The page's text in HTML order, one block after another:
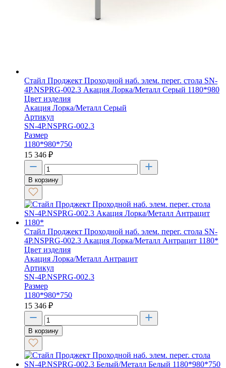
Стайл Проджект Проходной наб. элем. перег. стола SN-
4P.NSPRG-002.3 Акация Лорка/Металл Серый 1180*980
Цвет изделия
Акация Лорка/Металл Серый
Артикул
SN-4P.NSPRG-002.3
Размер
1180*980*750
15 346 ₽
В корзину
Стайл Проджект Проходной наб. элем. перег. стола SN-
4P.NSPRG-002.3 Акация Лорка/Металл Антрацит 1180*
Цвет изделия
Акация Лорка/Металл Антрацит
Артикул
SN-4P.NSPRG-002.3
Размер
1180*980*750
15 346 ₽
В корзину